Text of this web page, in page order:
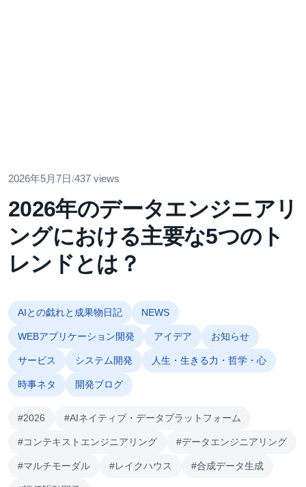
2026年5月7日/437 views
2026年のデータエンジニアリ
ングにおける主要な5つのト
レンドとは？
AIとの戯れと成果物日記 NEWS
WEBアプリケーション開発 アイデア お知らせ
サービス システム開発 人生・生きる力・哲学・心
時事ネタ 開発ブログ
#2026 #AIネイティブ・データプラットフォーム
#コンテキストエンジニアリング #データエンジニアリング
#マルチモーダル #レイクハウス #合成データ生成